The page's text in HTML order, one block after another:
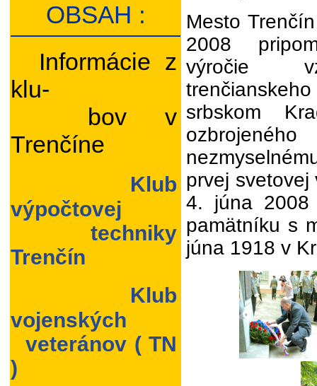
OBSAH :
Informácie z
klu-
bov v
Trenčíne
Klub
výpočtovej
techniky
Trenčín
Klub
vojenských
veteránov ( TN
)
Mesto
2008
výročie
srbskom
prvej svetovej
4. júna 2008
pamätníku s
júna 1918 v